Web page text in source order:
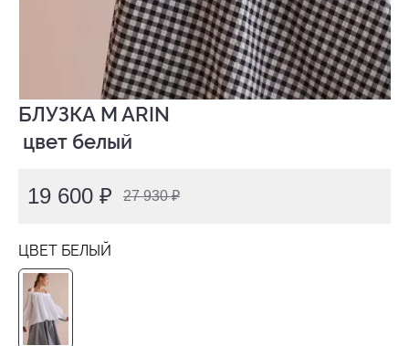
БЛУЗКА M ARIN
цвет белый
19 600 ₽ 27 930 ₽
ЦВЕТ БЕЛЫЙ